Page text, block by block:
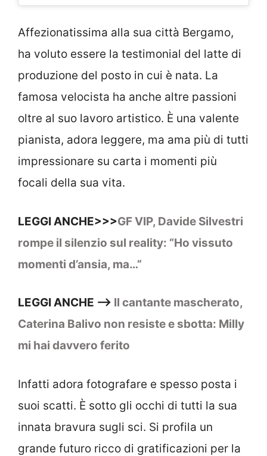
Affezionatissima alla sua città Bergamo,
ha voluto essere la testimonial del latte di
produzione del posto in cui è nata. La
famosa velocista ha anche altre passioni
oltre al suo lavoro artistico. È una valente
pianista, adora leggere, ma ama più di tutti
impressionare su carta i momenti più
focali della sua vita.
LEGGI ANCHE>>>GF VIP, Davide Silvestri
rompe il silenzio sul reality: “Ho vissuto
momenti d’ansia, ma…”
LEGGI ANCHE –> Il cantante mascherato,
Caterina Balivo non resiste e sbotta: Milly
mi hai davvero ferito
Infatti adora fotografare e spesso posta i
suoi scatti. È sotto gli occhi di tutti la sua
innata bravura sugli sci. Si profila un
grande futuro ricco di gratificazioni per la